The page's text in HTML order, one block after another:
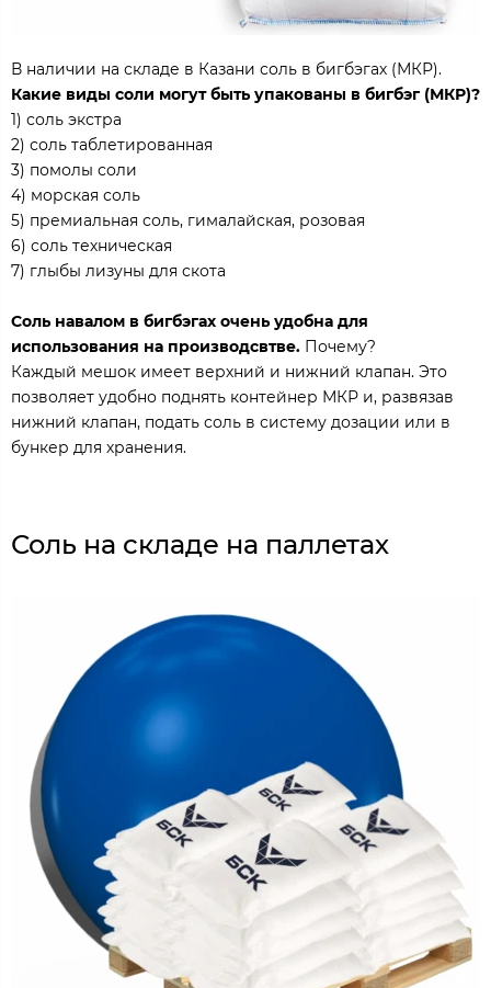
В наличии на складе в Казани соль в бигбэгах (МКР).
Какие виды соли могут быть упакованы в бигбэг (МКР)?
1) соль экстра
2) соль таблетированная
3) помолы соли
4) морская соль
5) премиальная соль, гималайская, розовая
6) соль техническая
7) глыбы лизуны для скота
Соль навалом в бигбэгах очень удобна для
использования на производсвтве. Почему?
Каждый мешок имеет верхний и нижний клапан. Это
позволяет удобно поднять контейнер МКР и, развязав
нижний клапан, подать соль в систему дозации или в
бункер для хранения.
Соль на складе на паллетах